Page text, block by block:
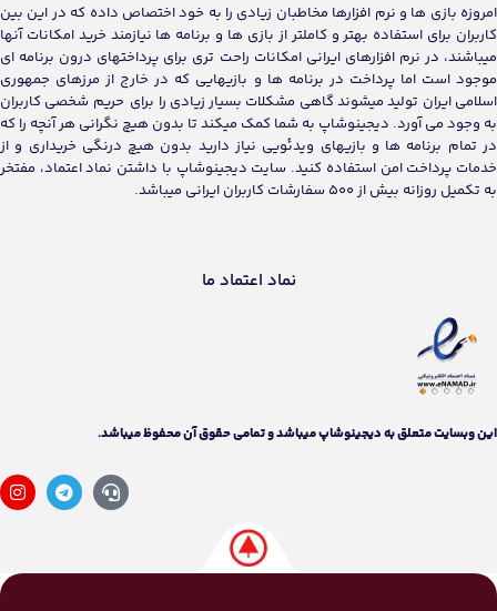
امروزه بازی ها و نرم افزارها مخاطبان زیادی را به خود اختصاص داده که در این بین
کاربران برای استفاده بهتر و کاملتر از بازی ها و برنامه ها نیازمند خرید امکانات آنها
میباشند، در نرم افزارهای ایرانی امکانات راحت تری برای پرداختهای درون برنامه ای
موجود است اما پرداخت در برنامه ها و بازیهایی که در خارج از مرزهای جمهوری
اسلامی ایران تولید میشوند گاهی مشکلات بسیار زیادی را برای حریم شخصی کاربران
به وجود می آورد. دیجینوشاپ به شما کمک میکند تا بدون هیچ نگرانی هر آنچه را که
در تمام برنامه ها و بازیهای ویدئویی نیاز دارید بدون هیچ درنگی خریداری و از
خدمات پرداخت امن استفاده کنید. سایت دیجینوشاپ با داشتن نماد اعتماد، مفتخر
به تکمیل روزانه بیش از 500 سفارشات کاربران ایرانی میباشد.
نماد اعتماد ما
اين وبسايت متعلق به دیجینوشاپ ميباشد و تمامی حقوق آن محفوظ ميباشد.